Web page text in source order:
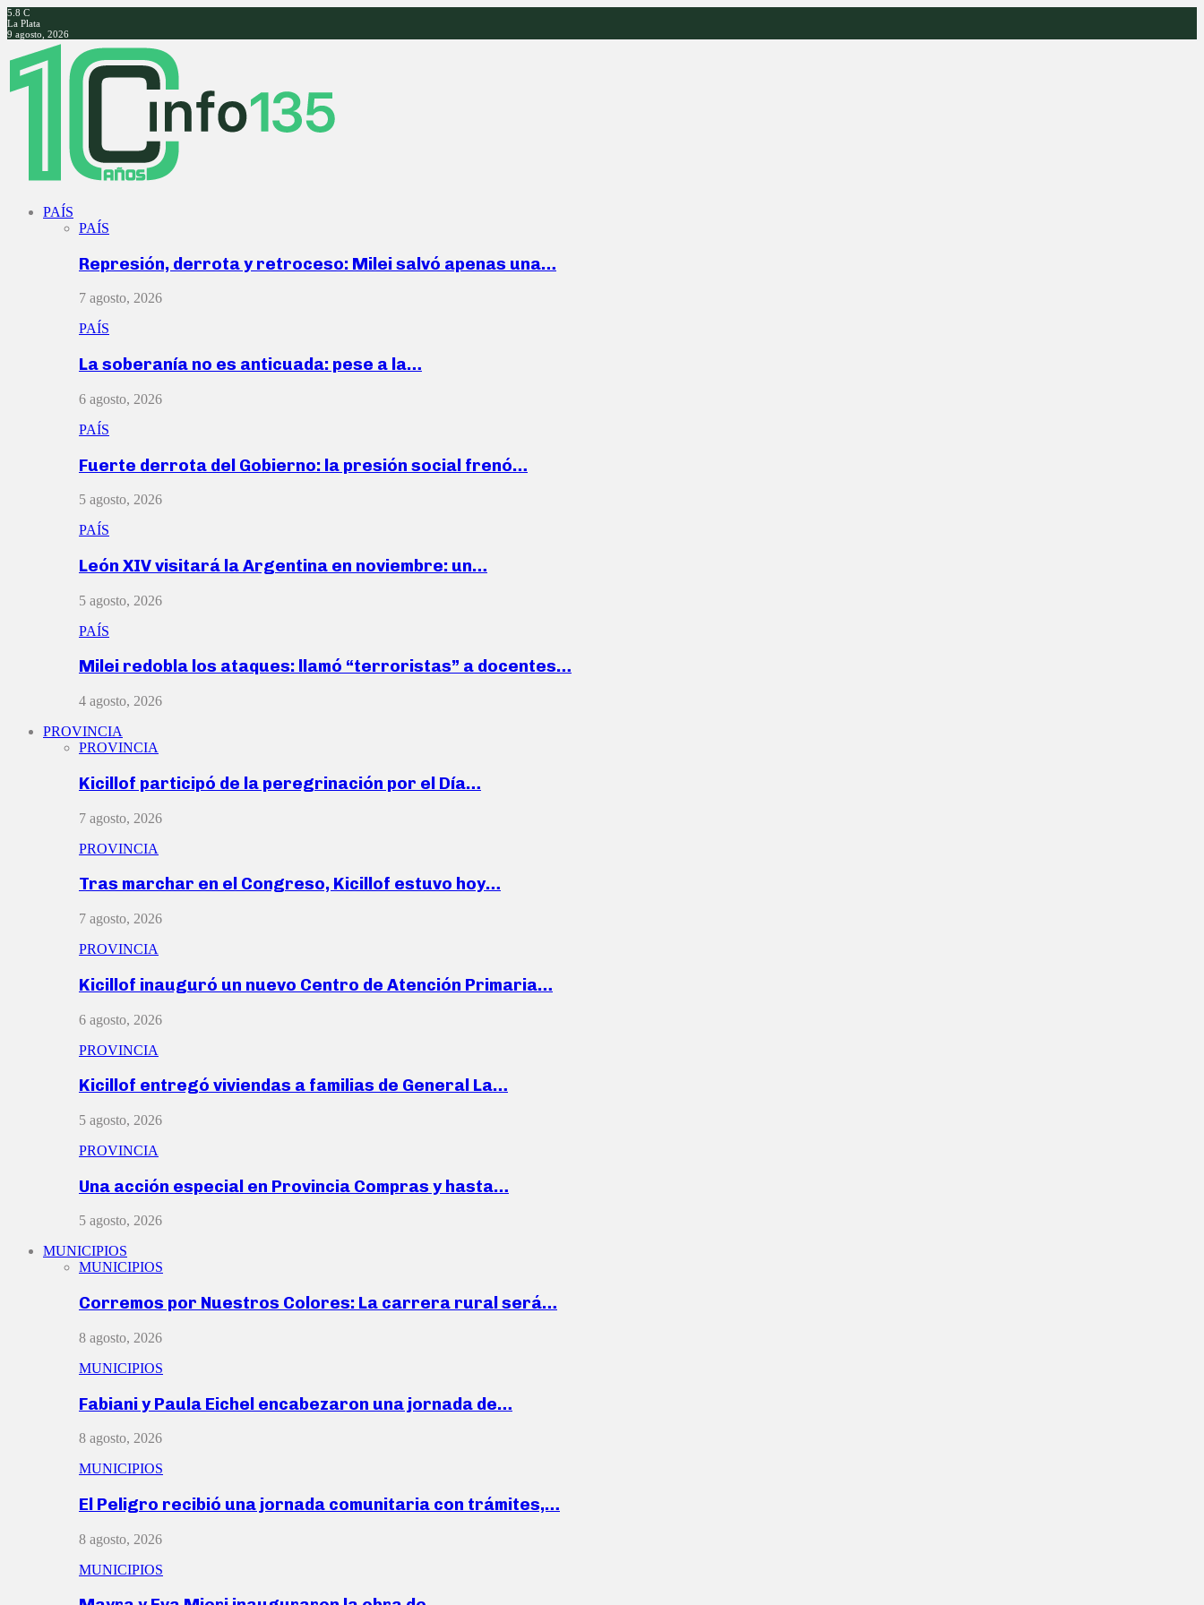
5.8 C
La Plata
9 agosto, 2026
Facebook
Twitter
Instagram
Youtube
PAÍS
PAÍS
Represión, derrota y retroceso: Milei salvó apenas una…
7 agosto, 2026
PAÍS
La soberanía no es anticuada: pese a la…
6 agosto, 2026
PAÍS
Fuerte derrota del Gobierno: la presión social frenó…
5 agosto, 2026
PAÍS
León XIV visitará la Argentina en noviembre: un…
5 agosto, 2026
PAÍS
Milei redobla los ataques: llamó “terroristas” a docentes…
4 agosto, 2026
PROVINCIA
PROVINCIA
Kicillof participó de la peregrinación por el Día…
7 agosto, 2026
PROVINCIA
Tras marchar en el Congreso, Kicillof estuvo hoy…
7 agosto, 2026
PROVINCIA
Kicillof inauguró un nuevo Centro de Atención Primaria…
6 agosto, 2026
PROVINCIA
Kicillof entregó viviendas a familias de General La…
5 agosto, 2026
PROVINCIA
Una acción especial en Provincia Compras y hasta…
5 agosto, 2026
MUNICIPIOS
MUNICIPIOS
Corremos por Nuestros Colores: La carrera rural será…
8 agosto, 2026
MUNICIPIOS
Fabiani y Paula Eichel encabezaron una jornada de…
8 agosto, 2026
MUNICIPIOS
El Peligro recibió una jornada comunitaria con trámites,…
8 agosto, 2026
MUNICIPIOS